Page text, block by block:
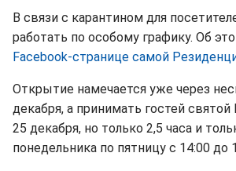
В связи с карантином для
работать по особому графику. Об
Facebook-странице самой
Открытие намечается уже через
декабря, а принимать гостей
25 декабря, но только 2,5 часа и
понедельника по пятницу с 14:00 до